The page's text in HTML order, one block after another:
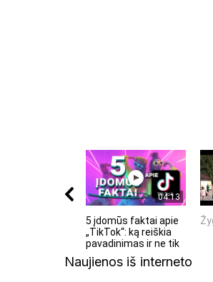
04:13
5 įdomūs faktai apie
„TikTok“: ką reiškia
pavadinimas ir ne tik
Naujienos iš interneto